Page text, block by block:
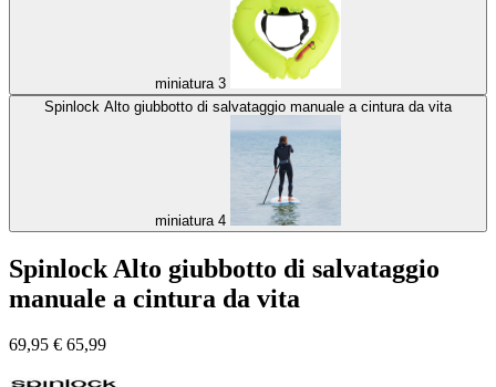
miniatura 3
Spinlock Alto giubbotto di salvataggio manuale a cintura da vita
miniatura 4
Spinlock Alto giubbotto di salvataggio
manuale a cintura da vita
69,95 € 65,99